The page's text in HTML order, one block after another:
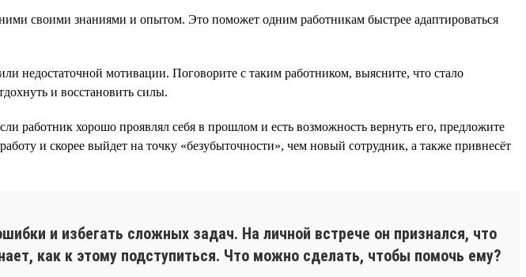
своими знаниями и опытом. Это поможет одним работникам быстрее адаптироваться
недостаточной мотивации. Поговорите с таким работником, выясните, что стало
и восстановить силы.
работник хорошо проявлял себя в прошлом и есть возможность вернуть его, предложите
и скорее выйдет на точку «безубыточности», чем новый сотрудник, а также привнесёт
и избегать сложных задач. На личной встрече он признался, что
как к этому подступиться. Что можно сделать, чтобы помочь ему?